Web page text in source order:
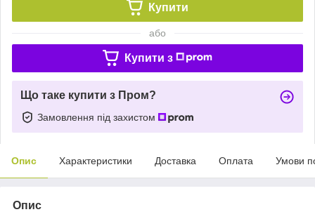
Купити
або
Купити з
Що таке купити з Пром?
Замовлення під захистом
Опис Характеристики Доставка Оплата Умови
Опис